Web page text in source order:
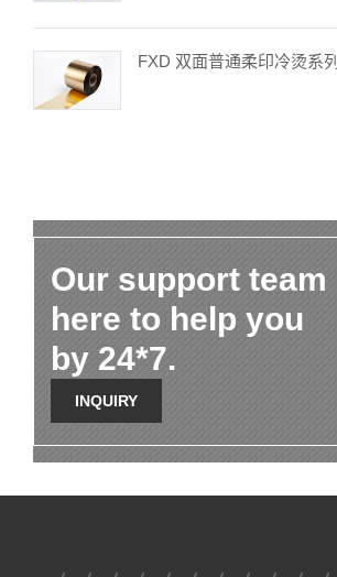
FXD 双面普通柔印冷烫系列
Our support team
here to help you
by 24*7.
INQUIRY